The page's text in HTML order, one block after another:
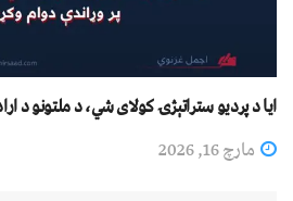
ایا د پردیو ستراتېژۍ کولای شي، د ملتونو د
مارچ 16, 2026